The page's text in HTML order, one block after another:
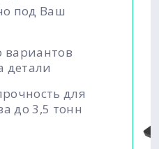
под Ваш
вариантов
детали
для
до 3,5 тонн